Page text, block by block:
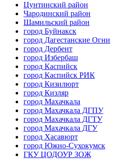
Цунтинский район
Чародинский район
Шамильский район
город Буйнакск
город Дагестанские Огни
город Дербент
город Избербаш
город Каспийск
город Каспийск РИК
город Кизилюрт
город Кизляр
город Махачкала
город Махачкала ДГПУ
город Махачкала ДГТУ
город Махачкала ДГУ
город Хасавюрт
город Южно-Сухокумск
ГКУ ЦОДОУР ЗОЖ